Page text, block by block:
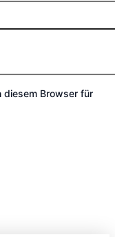
diesem Browser für